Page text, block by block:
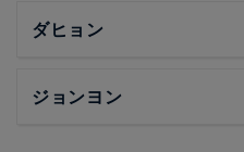
ダヒョン
ジョンヨン